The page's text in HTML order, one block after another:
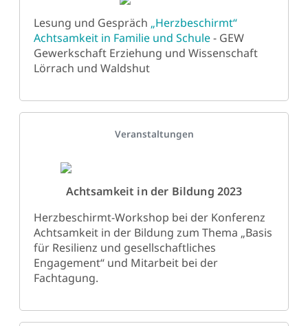
Lesung und Gespräch „Herzbeschirmt“
Achtsamkeit in Familie und Schule- GEW
Gewerkschaft Erziehung und Wissenschaft
Lörrach und Waldshut
Veranstaltungen
Achtsamkeit in der Bildung 2023
Herzbeschirmt-Workshop bei der Konferenz
Achtsamkeit in der Bildung zum Thema „Basis
für Resilienz und gesellschaftliches
Engagement“ und Mitarbeit bei der
Fachtagung.